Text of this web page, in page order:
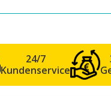
24/7
Kundenservice